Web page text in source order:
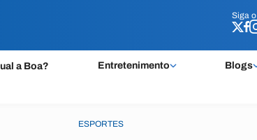
Siga o
a Boa? Entretenimento Blogs
Siga o
ESPORTES